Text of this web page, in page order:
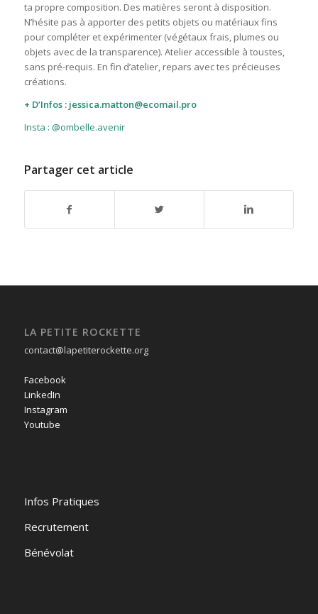
ta propre composition. Des matières seront à disposition.
N’hésite pas à apporter des petits objets ou matériaux fins
pour compléter et expérimenter (végétaux frais, plumes ou
objets avec de la transparence). Atelier accessible à toustes,
sans pré-requis. En fin d’atelier, repars avec tes précieuses
créations.
+ D’Infos : jessica.matton@ecomail.pro
Insta : @ombelle.avenir
Partager cet article
LA PETITE ROCKETTE
contact@lapetiterockette.org
Facebook
LinkedIn
Instagram
Youtube
Infos Pratiques
Recrutement
Bénévolat